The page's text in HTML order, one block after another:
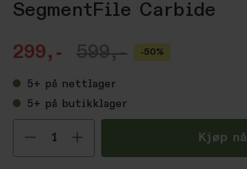
SegmentFile Carbide
299,- 599,- -50%
5+ på nettlager
5+ på butikklager
Velg antall Kjøp nå